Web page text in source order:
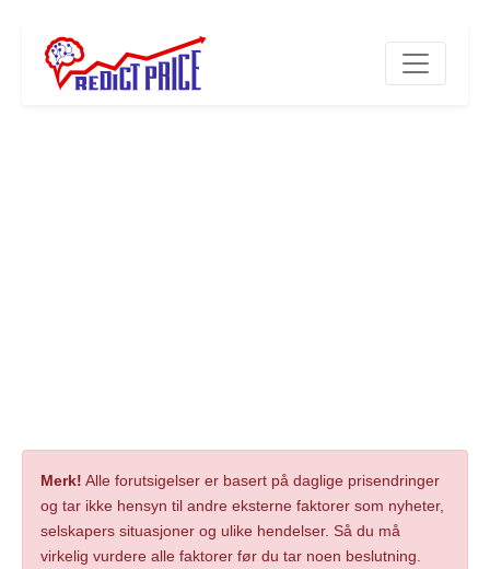
Merk! Alle forutsigelser er basert på daglige prisendringer
og tar ikke hensyn til andre eksterne faktorer som nyheter,
selskapers situasjoner og ulike hendelser. Så du må
virkelig vurdere alle faktorer før du tar noen beslutning.